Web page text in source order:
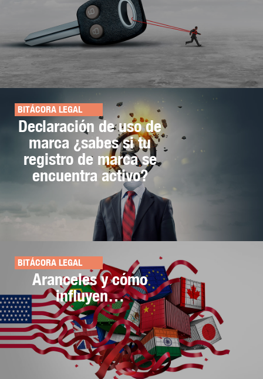
BITÁCORA LEGAL
Declaración de uso de
marca ¿sabes si tu
registro de marca se
encuentra activo?
BITÁCORA LEGAL
Aranceles y cómo
influyen…